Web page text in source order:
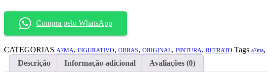
Sol”
quantidadeCompra pelo WhatsApp
CATEGORIAS A7MA, FIGURATIVO, OBRAS, ORIGINAL, PINTURA, RETRATO Tags a7ma,
Descrição Informação adicional Avaliações (0)